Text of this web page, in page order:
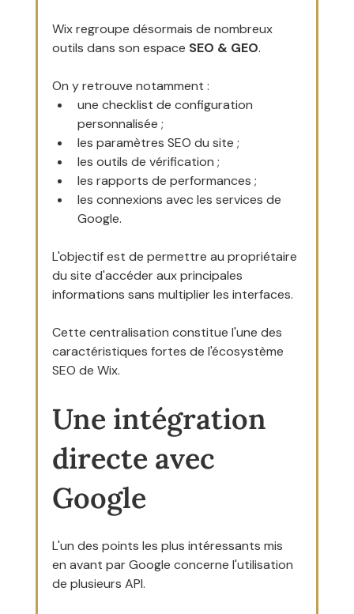
Wix regroupe désormais de nombreux
outils dans son espace SEO & GEO.
On y retrouve notamment :
une checklist de configuration
personnalisée ;
les paramètres SEO du site ;
les outils de vérification ;
les rapports de performances ;
les connexions avec les services de
Google.
L'objectif est de permettre au propriétaire
du site d'accéder aux principales
informations sans multiplier les interfaces.
Cette centralisation constitue l'une des
caractéristiques fortes de l'écosystème
SEO de Wix.
Une intégration
directe avec
Google
L'un des points les plus intéressants mis
en avant par Google concerne l'utilisation
de plusieurs API.